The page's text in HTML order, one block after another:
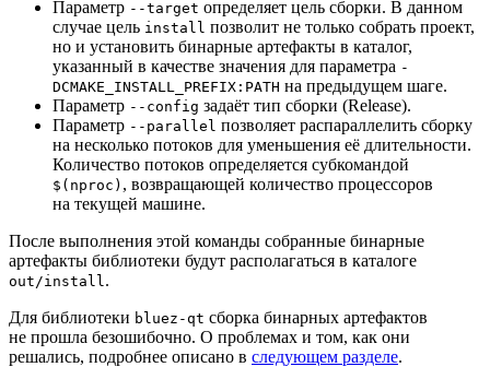
Параметр --target определяет цель сборки. В данном
случае цель install позволит не только собрать проект,
но и установить бинарные артефакты в каталог,
указанный в качестве значения для параметра -
DCMAKE_INSTALL_PREFIX:PATH на предыдущем шаге.
Параметр --config задаёт тип сборки (Release).
Параметр --parallel позволяет распараллелить сборку
на несколько потоков для уменьшения её длительности.
Количество потоков определяется субкомандой
$(nproc) , возвращающей количество процессоров
на текущей машине.
После выполнения этой команды собранные бинарные
артефакты библиотеки будут располагаться в каталоге
out/install .
Для библиотеки bluez-qt сборка бинарных артефактов
не прошла безошибочно. О проблемах и том, как они
решались, подробнее описано в следующем разделе.